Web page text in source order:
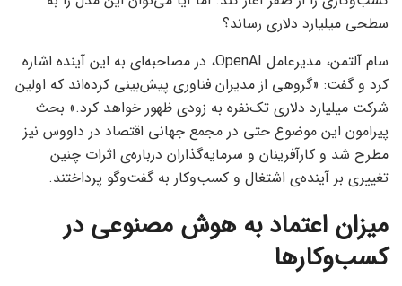
سطحی میلیارد دلاری رساند؟
سام آلتمن، مدیرعامل OpenAI، در مصاحبه‌ای به این آینده اشاره
کرد و گفت: «گروهی از مدیران فناوری پیش‌بینی کرده‌اند که اولین
شرکت میلیارد دلاری تک‌نفره به زودی ظهور خواهد کرد.» بحث
پیرامون این موضوع حتی در مجمع جهانی اقتصاد در داووس نیز
مطرح شد و کارآفرینان و سرمایه‌گذاران درباره‌ی اثرات چنین
تغییری بر آینده‌ی اشتغال و کسب‌وکار به گفت‌وگو پرداختند.
میزان اعتماد به هوش مصنوعی در
کسب‌وکارها